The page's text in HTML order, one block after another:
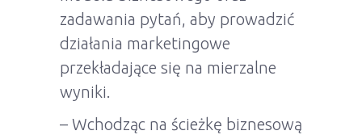
zadawania pytań, aby prowadzić
działania marketingowe
przekładające się na mierzalne
wyniki.
– Wchodząc na ścieżkę biznesową